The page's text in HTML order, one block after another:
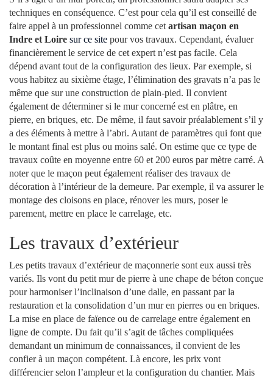
techniques en conséquence. C’est pour cela qu’il est conseillé de
faire appel à un professionnel comme cet artisan maçon en
Indre et Loire sur ce site pour vos travaux. Cependant, évaluer
financièrement le service de cet expert n’est pas facile. Cela
dépend avant tout de la configuration des lieux. Par exemple, si
vous habitez au sixième étage, l’élimination des gravats n’a pas le
même que sur une construction de plain-pied. Il convient
également de déterminer si le mur concerné est en plâtre, en
pierre, en briques, etc. De même, il faut savoir préalablement s’il y
a des éléments à mettre à l’abri. Autant de paramètres qui font que
le montant final est plus ou moins salé. On estime que ce type de
travaux coûte en moyenne entre 60 et 200 euros par mètre carré. A
noter que le maçon peut également réaliser des travaux de
décoration à l’intérieur de la demeure. Par exemple, il va assurer le
montage des cloisons en place, rénover les murs, poser le
parement, mettre en place le carrelage, etc.
Les travaux d’extérieur
Les petits travaux d’extérieur de maçonnerie sont eux aussi très
variés. Ils vont du petit mur de pierre à une chape de béton conçue
pour harmoniser l’inclinaison d’une dalle, en passant par la
restauration et la consolidation d’un mur en pierres ou en briques.
La mise en place de faïence ou de carrelage entre également en
ligne de compte. Du fait qu’il s’agit de tâches compliquées
demandant un minimum de connaissances, il convient de les
confier à un maçon compétent. Là encore, les prix vont
différencier selon l’ampleur et la configuration du chantier. Mais